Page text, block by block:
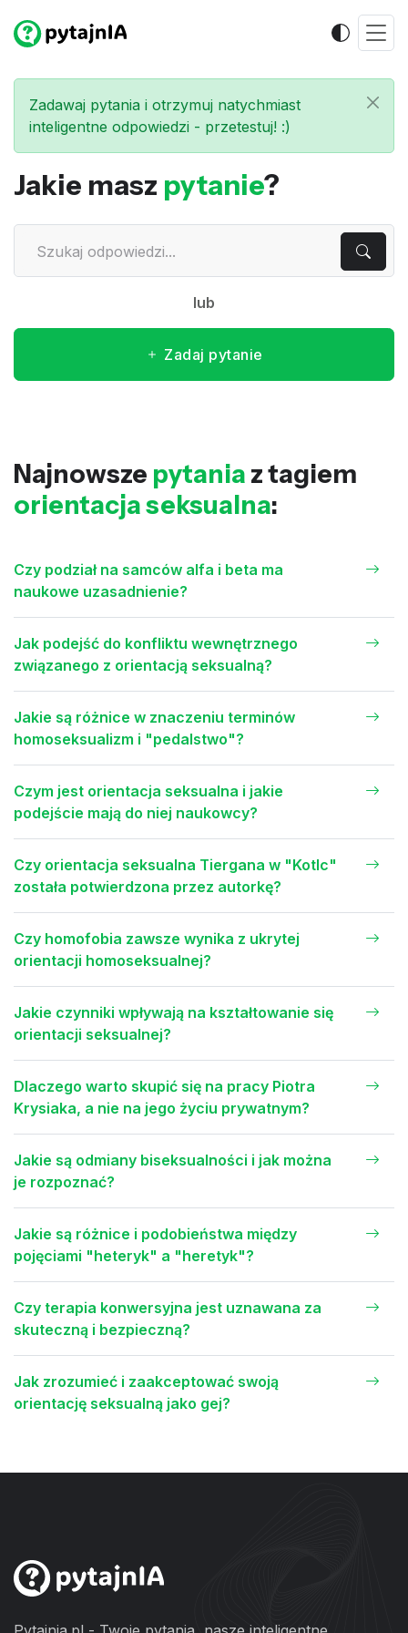
Zadawaj pytania i otrzymuj natychmiast
inteligentne odpowiedzi - przetestuj! :)
Jakie masz pytanie?
lub
Zadaj pytanie
Najnowsze pytania z tagiem
orientacja seksualna:
Czy podział na samców alfa i beta ma
naukowe uzasadnienie?
Jak podejść do konfliktu wewnętrznego
związanego z orientacją seksualną?
Jakie są różnice w znaczeniu terminów
homoseksualizm i "pedalstwo"?
Czym jest orientacja seksualna i jakie
podejście mają do niej naukowcy?
Czy orientacja seksualna Tiergana w "Kotlc"
została potwierdzona przez autorkę?
Czy homofobia zawsze wynika z ukrytej
orientacji homoseksualnej?
Jakie czynniki wpływają na kształtowanie się
orientacji seksualnej?
Dlaczego warto skupić się na pracy Piotra
Krysiaka, a nie na jego życiu prywatnym?
Jakie są odmiany biseksualności i jak można
je rozpoznać?
Jakie są różnice i podobieństwa między
pojęciami "heteryk" a "heretyk"?
Czy terapia konwersyjna jest uznawana za
skuteczną i bezpieczną?
Jak zrozumieć i zaakceptować swoją
orientację seksualną jako gej?